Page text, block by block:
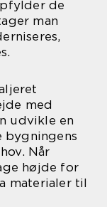
de
man
med
udvikle en
bygningens
Når
højde for
materialer til